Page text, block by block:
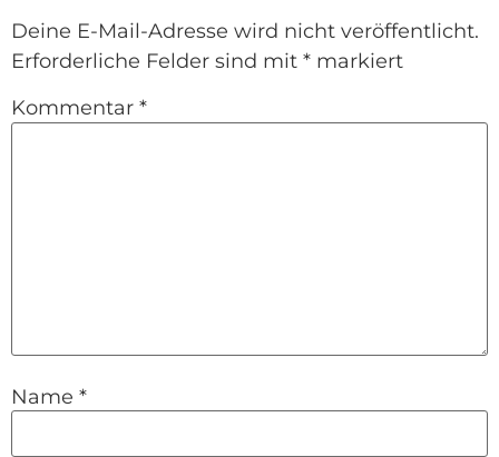
Deine E-Mail-Adresse wird nicht veröffentlicht.
Erforderliche Felder sind mit * markiert
Kommentar *
Name *